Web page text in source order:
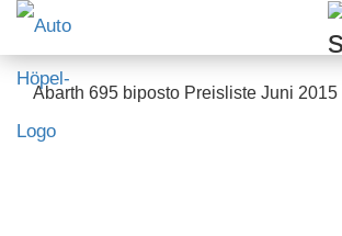
Abarth 695 biposto Preisliste Juni 2015